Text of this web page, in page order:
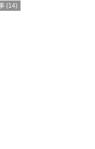
(14)